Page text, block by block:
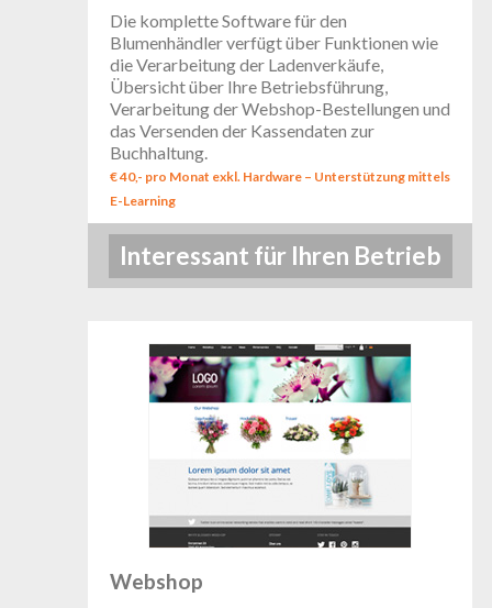
Die komplette Software für den
Blumenhändler verfügt über Funktionen wie
die Verarbeitung der Ladenverkäufe,
Übersicht über Ihre Betriebsführung,
Verarbeitung der Webshop-Bestellungen und
das Versenden der Kassendaten zur
Buchhaltung.
€ 40,- pro Monat exkl. Hardware – Unterstützung mittels
E-Learning
Interessant für Ihren Betrieb
Webshop